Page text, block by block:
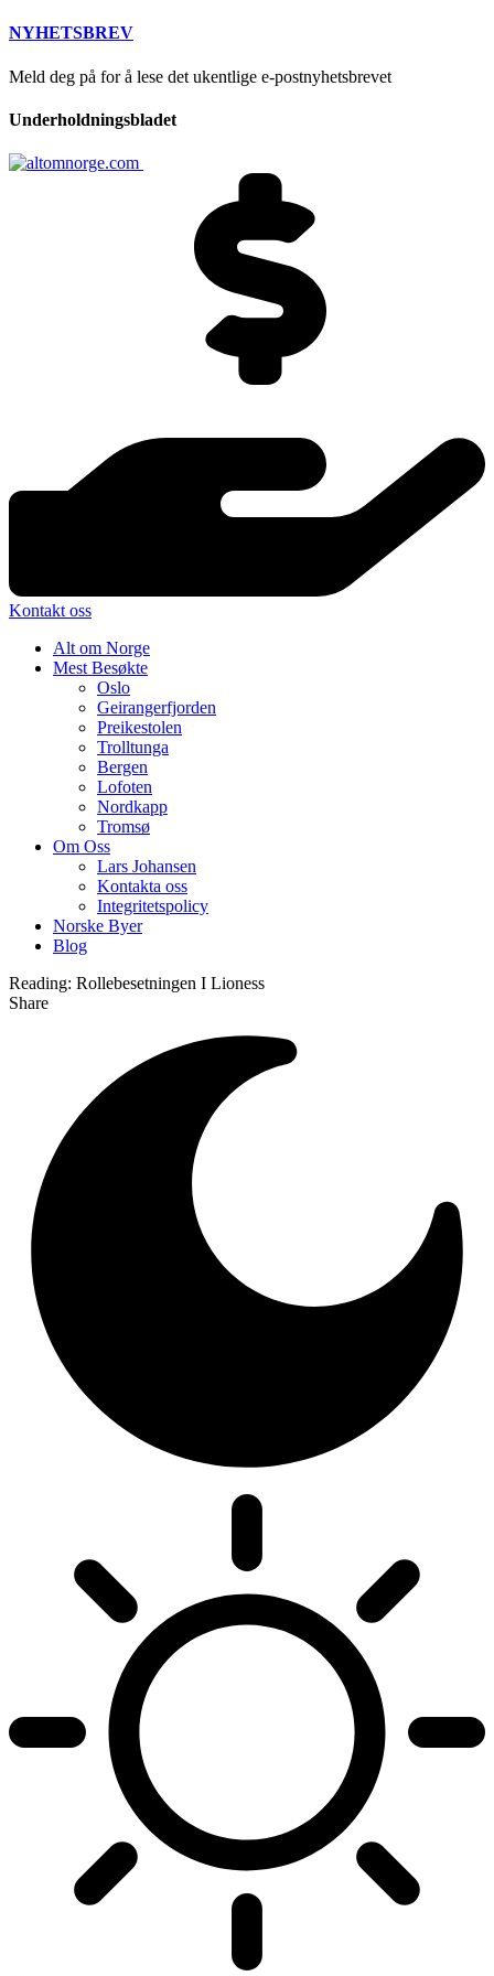
NYHETSBREV
Meld deg på for å lese det ukentlige e-postnyhetsbrevet
Underholdningsbladet
Kontakt oss
Alt om Norge
Mest Besøkte
Oslo
Geirangerfjorden
Preikestolen
Trolltunga
Bergen
Lofoten
Nordkapp
Tromsø
Om Oss
Lars Johansen
Kontakta oss
Integritetspolicy
Norske Byer
Blog
Reading: Rollebesetningen I Lioness
Share